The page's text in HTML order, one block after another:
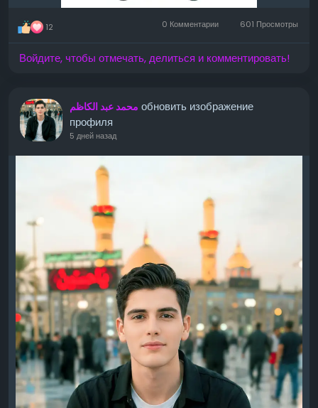
12 0 Комментарии 601 Просмотры
Войдите, чтобы отмечать, делиться и комментировать!
محمد عبد الكاظم обновить изображение
профиля
5 дней назад